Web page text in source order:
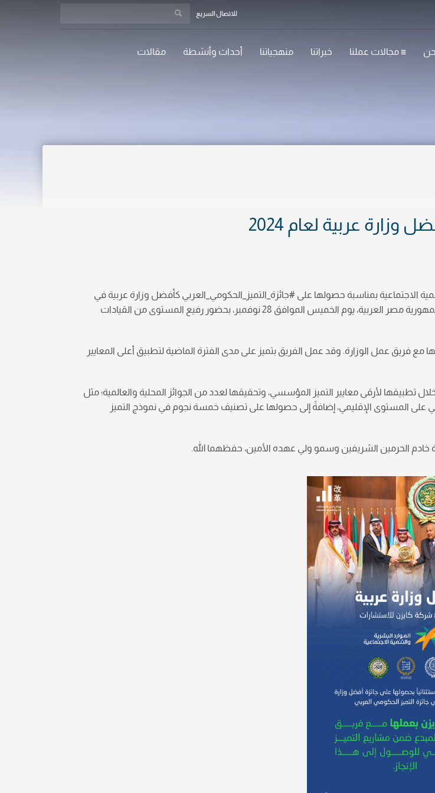
للاتصال السريع
مجالات عملنا خبراتنا منهجياتنا أحداث وأنشطة مقالات
وزارة عربية لعام 2024
الاجتماعية بمناسبة حصولها على #جائزة_التميز_الحكومي_العربي كأفضل وزارة عربية في
دورتها الثالثة؛ حيث تم تكريم الوزارة في حفل أقيم بمقر جامعة الدول العربية في جمهورية مصر العربية، يوم الخميس الموافق 28 نوفمبر، بحضور رفيع المستوى من القيادات
مع فريق عمل الوزارة. وقد عمل الفريق بتميز على مدى الفترة الماضية لتطبيق أعلى المعايير
تطبيقها لأرقى معايير التميز المؤسسي، وتحقيقها لعدد من الجوائز المحلية والعالمية؛ مثل
على المستوى الإقليمي، إضافةً إلى حصولها على تصنيف خمسة نجوم في نموذج التميز
خادم الحرمين الشريفين وسمو ولي عهده الأمين، حفظهما الله.